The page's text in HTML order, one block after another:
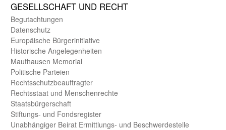
GE­SELL­SCHAFT UND RECHT
Begut­achtungen
Daten­schutz
Europäische Bürger­initiative
Historische Angelegen­heiten
Mauthausen Memorial
Politische Parteien
Rechts­schutz­beauftragter
Rechts­staat und Menschen­rechte
Staats­bürger­schaft
Stiftungs- und Fonds­register
Unab­hängiger Beirat Ermittlungs- und Beschwerde­stelle